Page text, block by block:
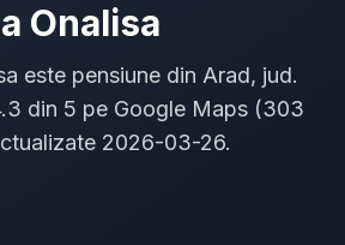
Onalisa
este pensiune din Arad, jud.
din 5 pe Google Maps (303
2026-03-26.